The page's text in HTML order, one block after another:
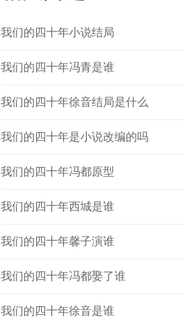
我们的四十年小说结局
我们的四十年冯青是谁
我们的四十年徐音结局是什么
我们的四十年是小说改编的吗
我们的四十年冯都原型
我们的四十年西城是谁
我们的四十年馨子演谁
我们的四十年冯都娶了谁
我们的四十年徐音是谁